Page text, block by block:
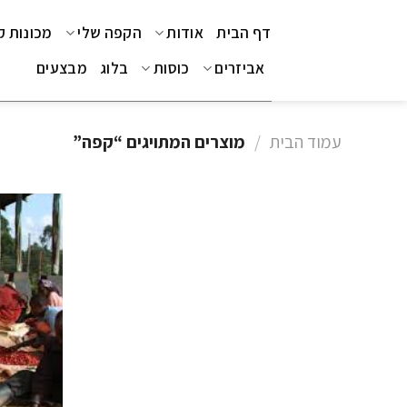
דף הבית אודות הקפה שלי
מכונות
אביזרים
כוסות בלוג מבצעים
עמוד הבית / מוצרים המתויגים “קפה”